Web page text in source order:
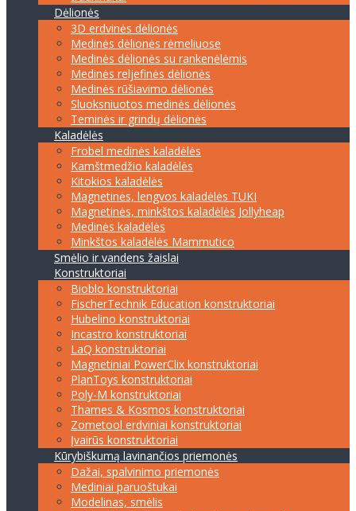
Dėlionės
3D erdvinės dėlionės
Medinės dėlionės rėmeliuose
Medinės dėlionės su rankenėlėmis
Medinės reljefinės dėlionės
Medinės rūšiavimo dėlionės
Sluoksniuotos medinės dėlionės
Teminės ir grindų dėlionės
Kaladėlės
Frobel medinės kaladėlės
Kamštmedžio kaladėlės
Kitokios kaladėlės
Magnetinės, lengvos kaladėlės TUKI
Magnetinės, minkštos kaladėlės Jollyheap
Medinės kaladėlės
Minkštos kaladėlės Mammutico
Smėlio ir vandens žaislai
Konstruktoriai
Bioblo konstruktoriai
FischerTechnik Education konstruktoriai
Hubelino konstruktoriai
Incastro konstruktoriai
LaQ konstruktoriai
Magnetiniai PowerClix konstruktoriai
PlanToys konstruktoriai
Poly-M konstruktoriai
Thames & Kosmos konstruktoriai
Zometool erdviniai konstruktoriai
Įvairūs konstruktoriai
Kūrybiškumą lavinančios priemonės
Dažai, spalvinimo priemonės
Mediniai paruoštukai
Modelinas, smėlis